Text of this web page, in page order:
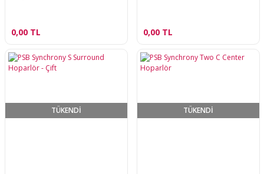
0,00 TL 0,00 TL
TÜKENDİ TÜKENDİ